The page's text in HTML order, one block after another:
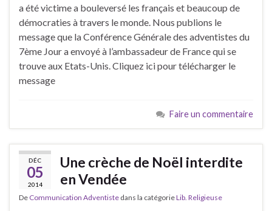
a été victime a bouleversé les français et beaucoup de
démocraties à travers le monde. Nous publions le
message que la Conférence Générale des adventistes du
7ème Jour a envoyé à l’ambassadeur de France qui se
trouve aux Etats-Unis. Cliquez ici pour télécharger le
message
Faire un commentaire
DÉC
05
2014
Une crèche de Noël interdite
en Vendée
De Communication Adventiste dans la catégorieLib. Religieuse